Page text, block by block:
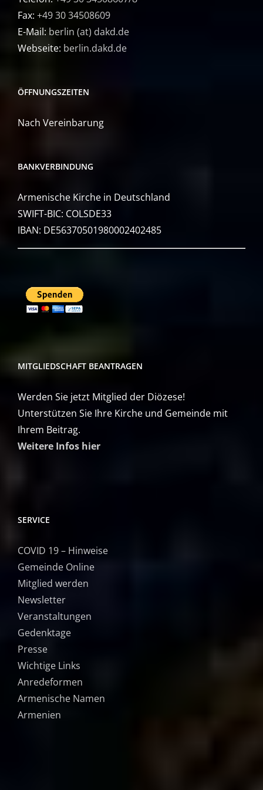
Fax: +49 30 34508609
E-Mail: berlin (at) dakd.de
Webseite: berlin.dakd.de
ÖFFNUNGSZEITEN
Nach Vereinbarung
BANKVERBINDUNG
Armenische Kirche in Deutschland
SWIFT-BIC: COLSDE33
IBAN: DE56370501980002402485
MITGLIEDSCHAFT BEANTRAGEN
Werden Sie jetzt Mitglied der Diözese!
Unterstützen Sie Ihre Kirche und Gemeinde mit
Ihrem Beitrag.
Weitere Infos hier
SERVICE
COVID 19 – Hinweise
Gemeinde Online
Mitglied werden
Newsletter
Veranstaltungen
Gedenktage
Presse
Wichtige Links
Anredeformen
Armenische Namen
Armenien